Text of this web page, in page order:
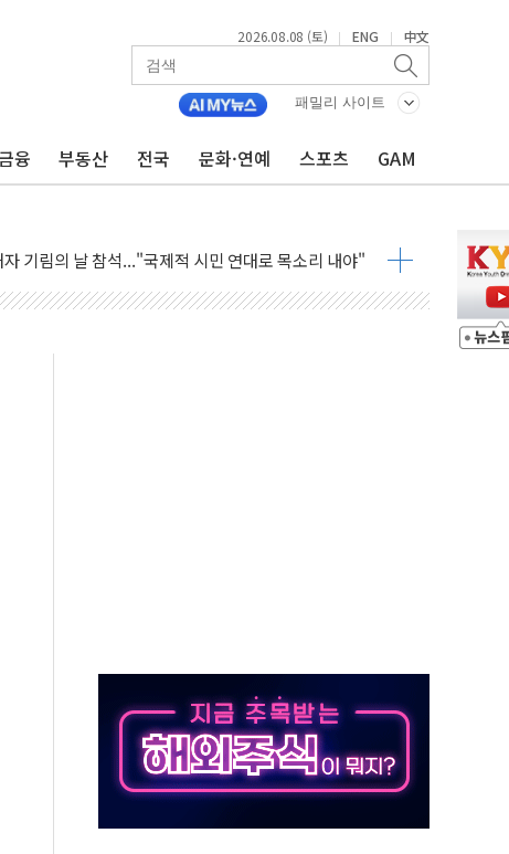
2026.08.08 (토) | ENG | 中文
패밀리 사이트
융 부동산 전국 문화·연예 스포츠 GAM
지작…공습 한계·탄약 부족 현실화
당 최대 50㎜ 폭우…강원 동해안 강한 비 어어져
흉기 난동…60대 남성 2명 숨져
손해 보는 일 없게"…'결혼 페널티' 22개 과제 손본다
기림의 날 참석..."국제적 시민 연대로 목소리 내야"
루질 중 실종 60대 나흘만에 숨진 채 발견
뻔' 받아친 정청래…제주 연설서 신경전 고조
사망 23명…정부, 비상대응기구 가동
, 수도 베이징도 부동산 규제 철폐
위 상승으로 피서객 7명 고립…전원 구조
별 멍' 운영…페르세우스 유성우 관측